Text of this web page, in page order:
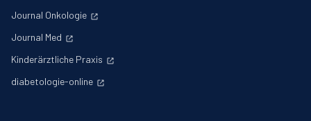
Journal Onkologie
Journal Med
Kinderärztliche Praxis
diabetologie-online